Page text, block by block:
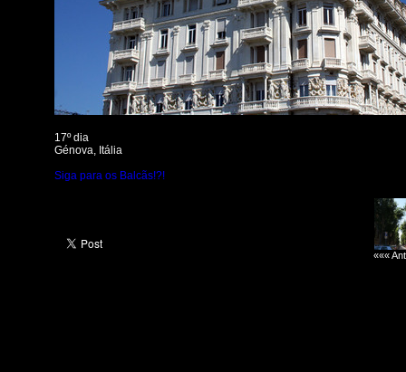
17º dia
Génova, Itália
Siga para os Balcãs!?!
«««